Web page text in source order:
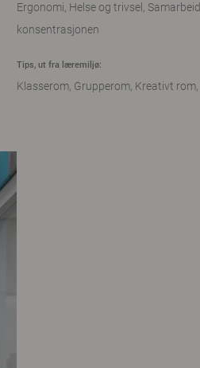
Ergonomi Helse og trivsel Samarbeid
konsentrasjonen
Tips, ut fra læremiljø:
Klasserom Grupperom Kreativt rom